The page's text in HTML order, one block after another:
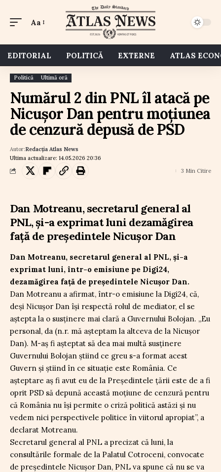
Aa
EDITORIAL POLITICĂ EXTERNE ATLAS
Politică Ultimă oră
Numărul 2 din PNL îl atacă pe
Nicușor Dan pentru moțiunea
de cenzură depusă de PSD
Ultima actualizare: 14.05.2026 20:36
Autor:Redacția Atlas News
3 Min Citire
Dan Motreanu, secretarul general al
PNL, și-a exprimat luni dezamăgirea
față de președintele Nicușor Dan
Dan Motreanu, secretarul general al PNL, și-a
exprimat luni, într-o emisiune pe Digi24,
dezamăgirea față de președintele Nicușor Dan.
Dan Motreanu a afirmat, într-o emisiune la Digi24, că,
deși Nicușor Dan își respectă rolul de mediator, el se
aștepta la o susținere mai clară a Guvernului Bolojan. „Eu
personal, da (n.r. mă așteptam la altceva de la Nicușor
Dan). M-aș fi așteptat să dea mai multă susținere
Guvernului Bolojan știind ce greu s-a format acest
Guvern și știind în ce situație este România. Ce
așteptare aș fi avut eu de la Președintele țării este de a fi
oprit PSD să depună această moțiune de cenzură pentru
că România nu își permite o criză politică astăzi și nu
vedem nici perspectivele politice în viitorul apropiat”, a
declarat Motreanu.
Secretarul general al PNL a precizat că luni, la
consultările formale de la Palatul Cotroceni, convocate
de președintele Nicușor Dan, PNL va spune că nu se va